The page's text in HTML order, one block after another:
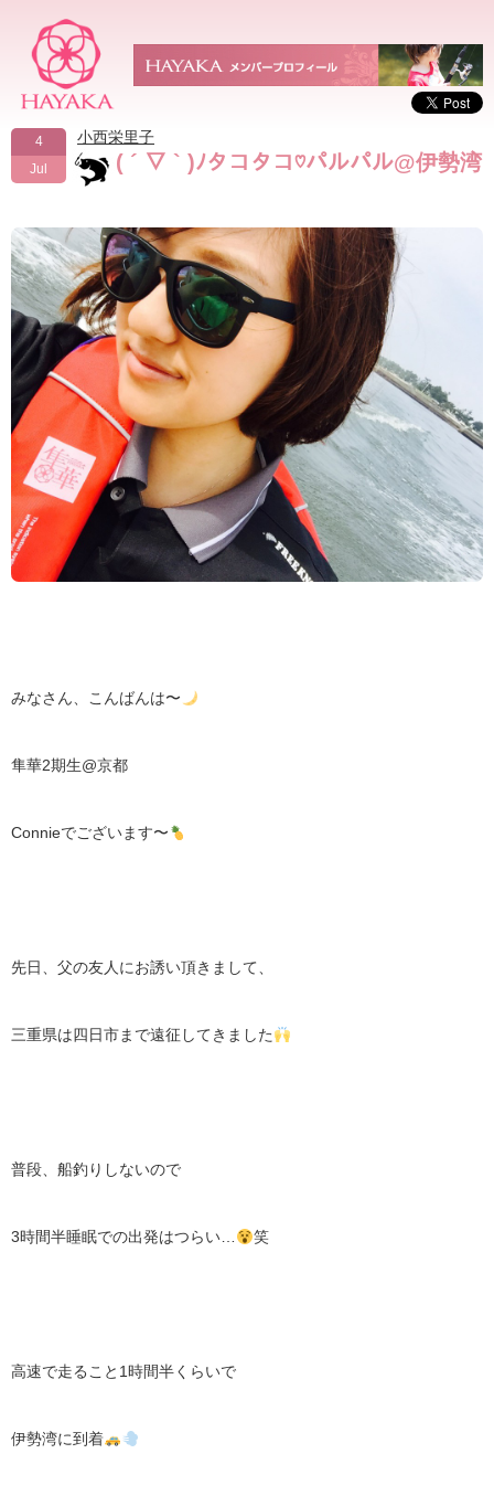
4
Jul
小西栄里子
( ´ ▽ ` )ﾉタコタコ♡パルパル@伊勢湾
みなさん、こんばんは〜
隼華2期生@京都
Connieでございます〜
先日、父の友人にお誘い頂きまして、
三重県は四日市まで遠征してきました
普段、船釣りしないので
3時間半睡眠での出発はつらい… 笑
高速で走ること1時間半くらいで
伊勢湾に到着